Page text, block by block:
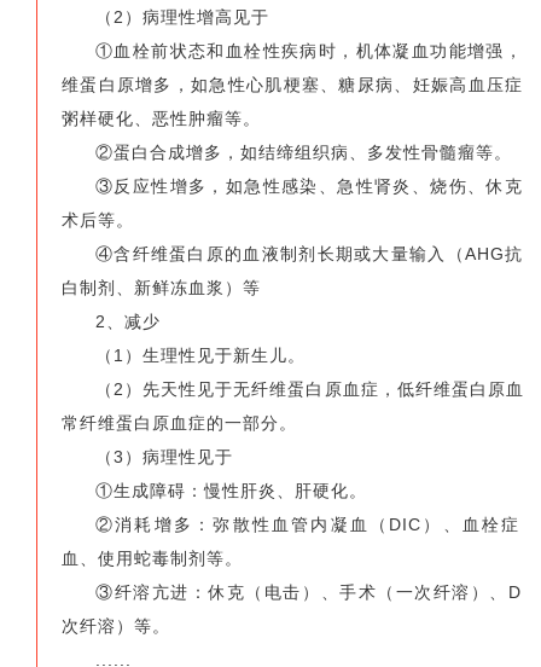
（2）病理性增高见于
①血栓前状态和血栓性疾病时，机体凝血功能增强，
维蛋白原增多，如急性心肌梗塞、糖尿病、妊娠高血压症
粥样硬化、恶性肿瘤等。
②蛋白合成增多，如结缔组织病、多发性骨髓瘤等。
③反应性增多，如急性感染、急性肾炎、烧伤、休克
术后等。
④含纤维蛋白原的血液制剂长期或大量输入（AHG抗
白制剂、新鲜冻血浆）等
2、减少
（1）生理性见于新生儿。
（2）先天性见于无纤维蛋白原血症，低纤维蛋白原血
常纤维蛋白原血症的一部分。
（3）病理性见于
①生成障碍：慢性肝炎、肝硬化。
②消耗增多：弥散性血管内凝血（DIC）、血栓症
血、使用蛇毒制剂等。
③纤溶亢进：休克（电击）、手术（一次纤溶）、
次纤溶）等。
......